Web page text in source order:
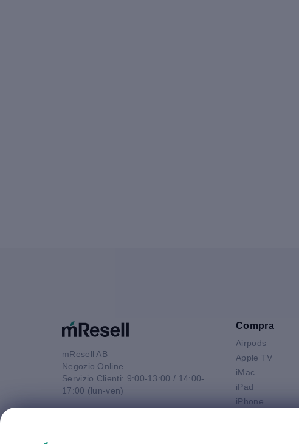
mResell AB
Negozio Online
Servizio Clienti: 9:00-13:00 / 14:00-
17:00 (lun-ven)
Compra
Airpods
Apple TV
iMac
iPad
iPhone